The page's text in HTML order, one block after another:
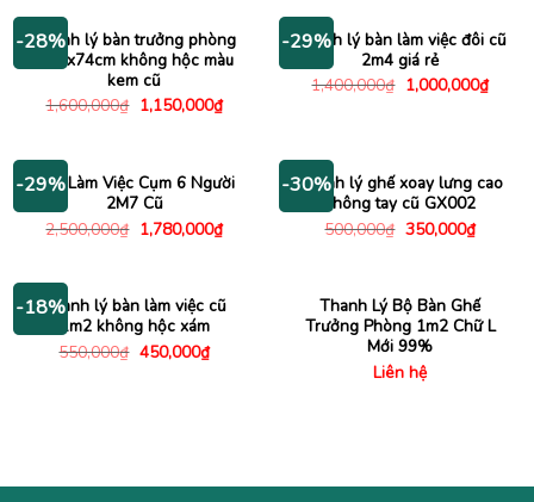
1,450,000₫.
-28%
Thanh lý bàn trưởng phòng
1m6x74cm không hộc màu
kem cũ
1,600,000₫ Giá
gốc
1,150,000₫Giá
hiện
1,150,000₫.
-29%
Thanh lý bàn làm việc đôi cũ
2m4 giá rẻ
1,400,000₫ Giá
gốc
1,000,000₫Giá
hiện
-29%
Bàn Làm Việc Cụm 6 Người
2M7 Cũ
2,500,000₫ Giá
gốc
1,780,000₫Giá
hiện
-30%
Thanh lý ghế xoay lưng cao
không tay cũ GX002
500,000₫ Giá
350,000₫Giá
hiện
-18%Thanh lý bàn làm việc cũ
1m2 không hộc xám
550,000₫ Giá
450,000₫Giá
hiện
Thanh Lý Bộ Bàn Ghế
Trưởng Phòng 1m2 Chữ L
Mới 99%
Liên hệ